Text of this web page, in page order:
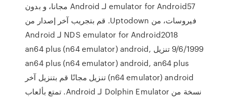
emulator for Android57 لـ Android مجانا، و بدون
فيروسات، من Uptodown. قم بتجريب آخر إصدار من
NDS emulator for Android2018 لـ Android
9/6/1999 تنزيل an64 plus (n64 emulator) android,
an64 plus (n64 emulator) android, an64 plus
(n64 emulator) android تنزيل مجانًا قم بتنزيل آخر
نسخة من Dolphin Emulator لـ Android. تمتع بألعاب